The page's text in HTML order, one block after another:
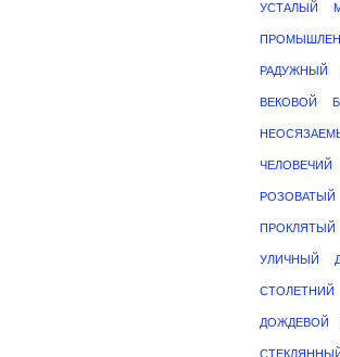
УСТАЛЫЙ
РАДУЖНЫЙ
ВЕКОВОЙ
ЧЕЛОВЕЧИЙ
РОЗОВАТЫЙ
ПРОКЛЯТЫЙ
УЛИЧНЫЙ
СТОЛЕТНИЙ
ДОЖДЕВОЙ